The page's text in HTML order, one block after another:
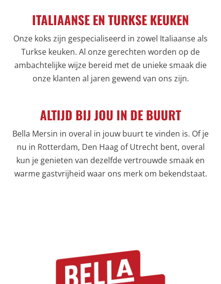
ITALIAANSE EN TURKSE KEUKEN
Onze koks zijn gespecialiseerd in zowel Italiaanse als
Turkse keuken. Al onze gerechten worden op de
ambachtelijke wijze bereid met de unieke smaak die
onze klanten al jaren gewend van ons zijn.
ALTIJD BIJ JOU IN DE BUURT
Bella Mersin in overal in jouw buurt te vinden is. Of je
nu in Rotterdam, Den Haag of Utrecht bent, overal
kun je genieten van dezelfde vertrouwde smaak en
warme gastvrijheid waar ons merk om bekendstaat.